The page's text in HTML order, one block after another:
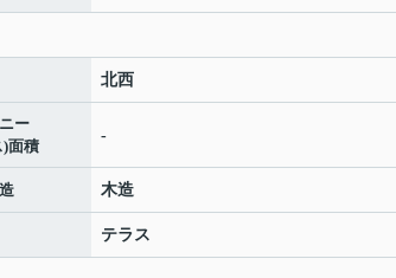
北西
ー
)面積
-
木造
テラス